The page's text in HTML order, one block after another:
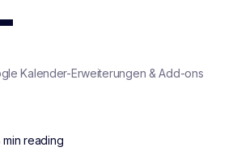
Kalender-Erweiterungen & Add-ons
min reading